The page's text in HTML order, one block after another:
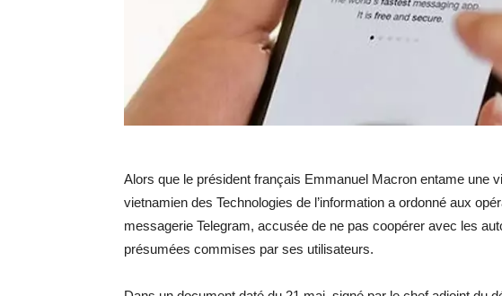
Alors que le président français Emmanuel Macron entame une
vietnamien des Technologies de l’information a ordonné aux
messagerie Telegram, accusée de ne pas coopérer avec les
présumées commises par ses utilisateurs.